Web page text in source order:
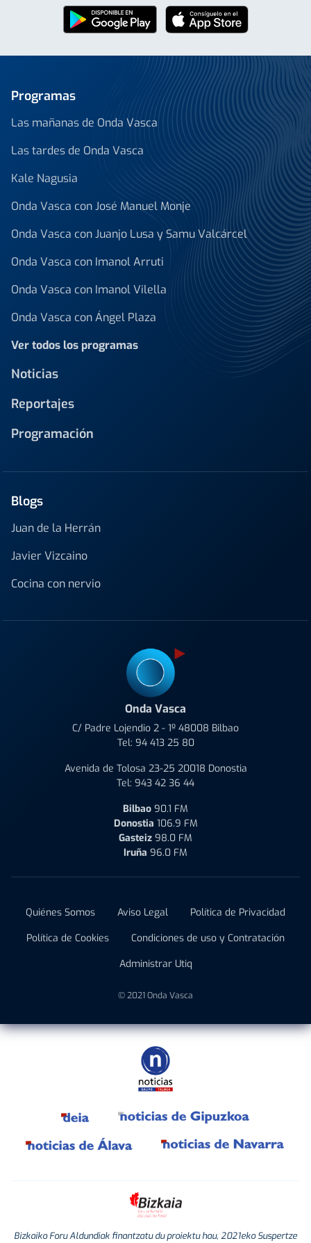
Programas
Las mañanas de Onda Vasca
Las tardes de Onda Vasca
Kale Nagusia
Onda Vasca con José Manuel Monje
Onda Vasca con Juanjo Lusa y Samu Valcárcel
Onda Vasca con Imanol Arruti
Onda Vasca con Imanol Vilella
Onda Vasca con Ángel Plaza
Ver todos los programas
Noticias
Reportajes
Programación
Blogs
Juan de la Herrán
Javier Vizcaino
Cocina con nervio
Onda Vasca
C/ Padre Lojendio 2 - 1º 48008 Bilbao
Tel: 94 413 25 80
Avenida de Tolosa 23-25 20018 Donostia
Tel: 943 42 36 44
Bilbao 90.1 FM
Donostia 106.9 FM
Gasteiz 98.0 FM
Iruña 96.0 FM
Quiénes Somos Aviso Legal
Política de Privacidad
Política de Cookies
Condiciones de uso y Contratación
Administrar Utiq
© 2021 Onda Vasca
Bizkaiko Foru Aldundiak finantzatu du proiektu hau, 2021eko Suspertze